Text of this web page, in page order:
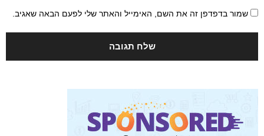
שמור בדפדפן זה את השם, האימייל והאתר שלי לפעם הבאה שאגיב.